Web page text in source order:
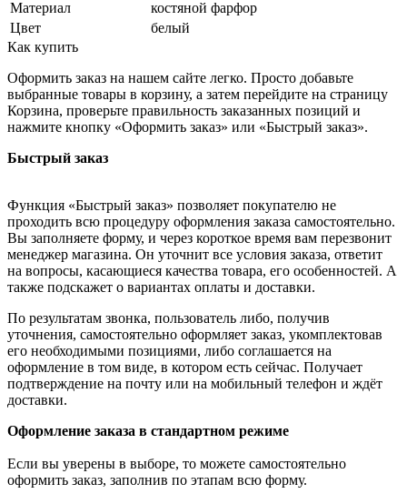
Материал
костяной фарфор
Цвет
белый
Как купить
Оформить заказ на нашем сайте легко. Просто добавьте
выбранные товары в корзину, а затем перейдите на страницу
Корзина, проверьте правильность заказанных позиций и
нажмите кнопку «Оформить заказ» или «Быстрый заказ».
Быстрый заказ
Функция «Быстрый заказ» позволяет покупателю не
проходить всю процедуру оформления заказа самостоятельно.
Вы заполняете форму, и через короткое время вам перезвонит
менеджер магазина. Он уточнит все условия заказа, ответит
на вопросы, касающиеся качества товара, его особенностей. А
также подскажет о вариантах оплаты и доставки.
По результатам звонка, пользователь либо, получив
уточнения, самостоятельно оформляет заказ, укомплектовав
его необходимыми позициями, либо соглашается на
оформление в том виде, в котором есть сейчас. Получает
подтверждение на почту или на мобильный телефон и ждёт
доставки.
Оформление заказа в стандартном режиме
Если вы уверены в выборе, то можете самостоятельно
оформить заказ, заполнив по этапам всю форму.